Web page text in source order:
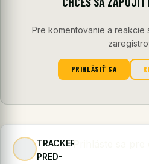
Pre komentovanie a reakcie
PRIHLÁSIŤ SA
TRACKER
PRED-
Prihláste sa pre